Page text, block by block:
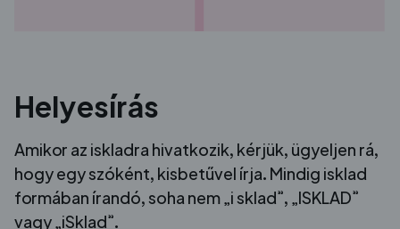
Helyesírás
Amikor az iskladra hivatkozik, kérjük, ügyeljen rá,
hogy egy szóként, kisbetűvel írja. Mindig isklad
formában írandó, soha nem „i sklad”, „ISKLAD”
vagy „iSklad”.